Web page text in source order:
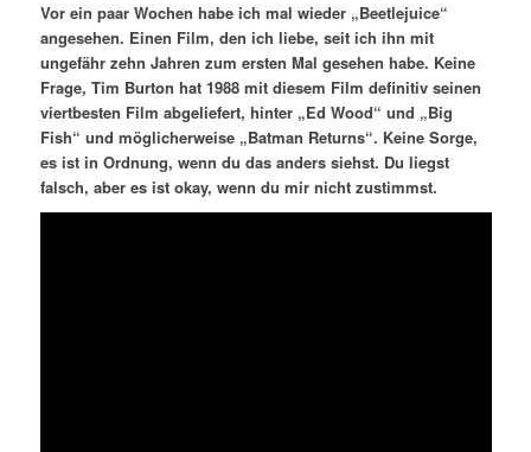
Vor ein paar Wochen habe ich mal wieder „Beetlejuice“
angesehen. Einen Film, den ich liebe, seit ich ihn mit
ungefähr zehn Jahren zum ersten Mal gesehen habe. Keine
Frage, Tim Burton hat 1988 mit diesem Film definitiv seinen
viertbesten Film abgeliefert, hinter „Ed Wood“ und „Big
Fish“ und möglicherweise „Batman Returns“. Keine Sorge,
es ist in Ordnung, wenn du das anders siehst. Du liegst
falsch, aber es ist okay, wenn du mir nicht zustimmst.